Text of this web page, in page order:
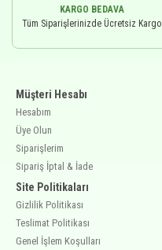
KARGO BEDAVA
Tüm Siparişlerinizde Ücretsiz Kargo
Müşteri Hesabı
Hesabım
Üye Olun
Siparişlerim
Sipariş İptal & İade
Site Politikaları
Gizlilik Politikası
Teslimat Politikası
Genel İşlem Koşulları